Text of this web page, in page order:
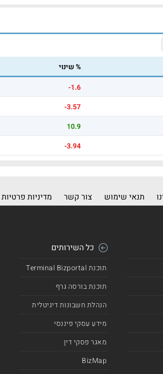
% שינוי
-1.6
-3.57
10.9
-3.94
תנאי שימוש צור קשר מדיניות פרטיות
כל השירותים
תוכנת Terminal Bizportal
תוכנת בורסה גרף
הנהלת חשבונות דיגיטלית
מידע עסקי פיננסי
מאגר פסקי דין
BizMap